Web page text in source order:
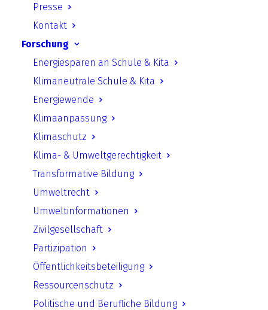
Presse
Kontakt
Forschung
Energiesparen an Schule & Kita
Klimaneutrale Schule & Kita
Energiewende
Klimaanpassung
Klimaschutz
Klima- & Umweltgerechtigkeit
Transformative Bildung
Umweltrecht
Umweltinformationen
Zivilgesellschaft
Partizipation
Öffentlichkeitsbeteiligung
Ressourcenschutz
Politische und Berufliche Bildung
Klimaneutrale Schule und
EnergieSporthallen - Systematik zur
differenzierten Erfassung und
Reduktion der Endenergieverbräuche
von bestehenden Sporthallen